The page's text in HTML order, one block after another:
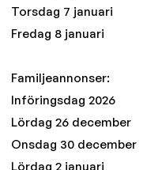
Torsdag 7 januari
Fredag 8 januari
Familjeannonser:
Införingsdag 2026
Lördag 26 december
Onsdag 30 december
Lördag 2 januari